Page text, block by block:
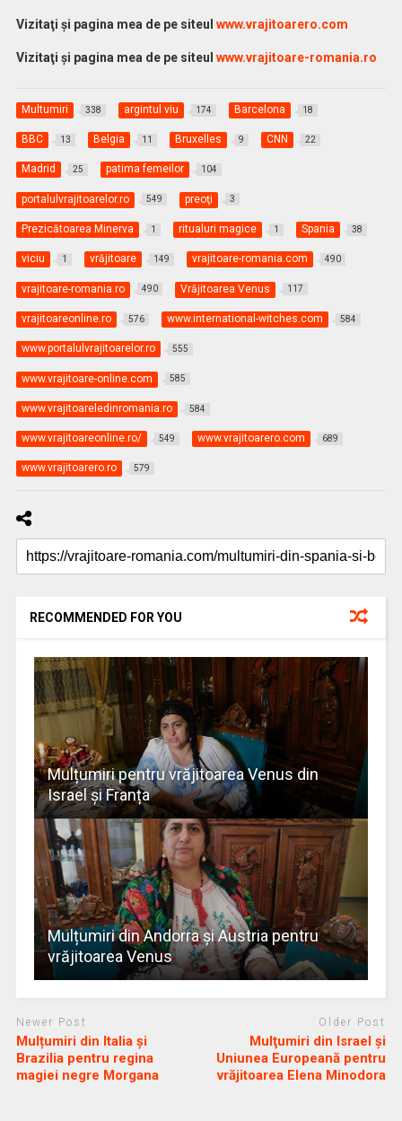
Vizitaţi şi pagina mea de pe siteul www.vrajitoarero.com
Vizitaţi şi pagina mea de pe siteul www.vrajitoare-romania.ro
Multumiri 338 argintul viu 174 Barcelona 18
BBC 13 Belgia 11 Bruxelles 9 CNN 22
Madrid 25 patima femeilor 104
portalulvrajitoarelor.ro 549 preoţi 3
Prezicătoarea Minerva 1 ritualuri magice 1 Spania 38
viciu 1 vrăjitoare 149 vrajitoare-romania.com 490
vrajitoare-romania.ro 490 Vrăjitoarea Venus 117
vrajitoareonline.ro 576 www.international-witches.com 584
www.portalulvrajitoarelor.ro 555
www.vrajitoare-online.com 585
www.vrajitoareledinromania.ro 584
www.vrajitoareonline.ro/ 549 www.vrajitoarero.com 689
www.vrajitoarero.ro 579
RECOMMENDED FOR YOU
Mulțumiri pentru vrăjitoarea Venus din
Israel și Franța
Mulțumiri din Andorra și Austria pentru
vrăjitoarea Venus
Newer Post
Mulțumiri din Italia și
Brazilia pentru regina
magiei negre Morgana
Older Post
Mulţumiri din Israel și
Uniunea Europeană pentru
vrăjitoarea Elena Minodora